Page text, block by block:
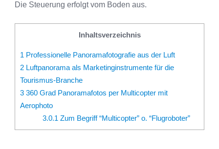
Die Steuerung erfolgt vom Boden aus.
Inhaltsverzeichnis
1 Professionelle Panoramafotografie aus der Luft
2 Luftpanorama als Marketinginstrumente für die
Tourismus-Branche
3 360 Grad Panoramafotos per Multicopter mit
Aerophoto
3.0.1 Zum Begriff “Multicopter” o. “Flugroboter”